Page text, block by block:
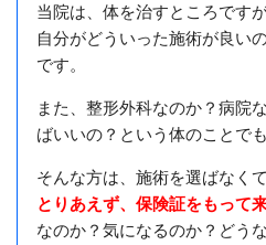
当院は、体を治すところです
自分がどういった施術が良い
です。
また、整形外科なのか？病院
ばいいの？という体のことで
そんな方は、施術を選ばなく
とりあえず、保険証をもって
なのか？気になるのか？どう